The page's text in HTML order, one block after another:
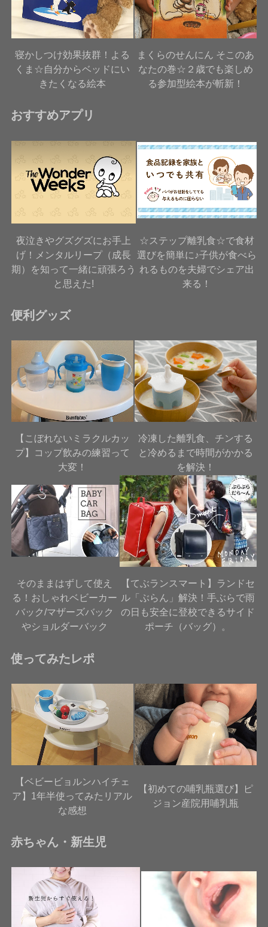
寝かしつけ効果抜群！よる
くま☆自分からベッドにい
きたくなる絵本
まくらのせんにん そこのあ
なたの巻☆２歳でも楽しめ
る参加型絵本が斬新！
おすすめアプリ
夜泣きやグズグズにお手上
げ！メンタルリープ（成長
期）を知って一緒に頑張ろう
と思えた!
☆ステップ離乳食☆で食材
選びを簡単に♪子供が食べら
れるものを夫婦でシェア出
来る！
便利グッズ
【こぼれないミラクルカッ
プ】コップ飲みの練習って
大変！
冷凍した離乳食、チンする
と冷めるまで時間がかかる
を解決！
そのままはずして使え
る！おしゃれベビーカー
バック/マザーズバック
やショルダーバック
【てぶランスマート】ランドセ
ル「ぶらん」解決！手ぶらで雨
の日も安全に登校できるサイド
ポーチ（バッグ）。
使ってみたレポ
【ベビービョルンハイチェ
ア】1年半使ってみたリアル
な感想
【初めての哺乳瓶選び】ピ
ジョン産院用哺乳瓶
赤ちゃん・新生児